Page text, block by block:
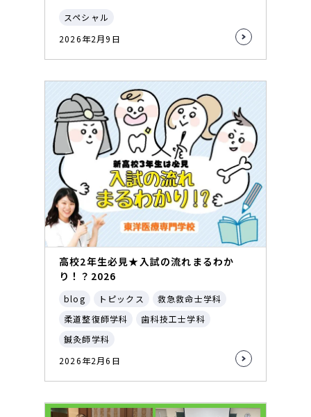
スペシャル
2026年2月9日
高校2年生必見★入試の流れまるわか
り！？2026
blog トピックス
救急救命士学科
柔道整復師学科
歯科技工士学科
鍼灸師学科
2026年2月6日